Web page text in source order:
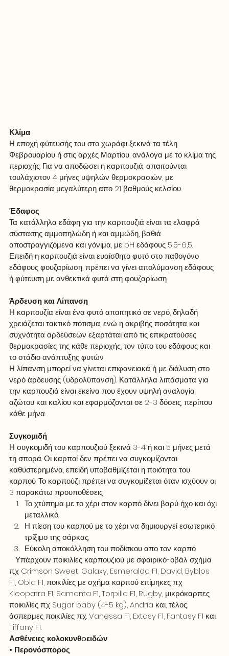
Κλίμα
Η εποχή φύτευσής του στο χωράφι ξεκινά τα τέλη
Φεβρουαρίου ή στις αρχές Μαρτίου, ανάλογα με το κλίμα της
περιοχής. Για να αποδώσει η καρπουζιά, απαιτούνται
τουλάχιστον 4 μήνες υψηλών θερμοκρασιών, με
θερμοκρασία μεγαλύτερη απο 21 βαθμούς κελσίου.
Έδαφος
Τα κατάλληλα εδάφη για την καρπουζιά είναι τα ελαφρά
σύστασης αμμοπηλώδη ή και αμμώδη, βαθιά
αποστραγγιζόμενα και γόνιμα, με pH εδάφους 5,5-6,5.
Επειδή η καρπουζιά είναι ευαίσθητο φυτό στο παθογόνο
εδάφους φουζαρίωση, πρέπει να γίνει απολύμανση εδάφους
ή φύτευση με ανθεκτικά φυτά στη φουζαρίωση.
Άρδευση και Λίπανση
Η καρπουζία είναι ένα φυτό απαιτητικό σε νερό, δηλαδή
χρειάζεται τακτικό πότισμα, ενώ η ακριβής ποσότητα και
συχνότητα αρδεύσεων εξαρτάται από τις επικρατούσες
θερμοκρασίες της κάθε περιοχής, τον τύπο του εδάφους και
το στάδιο ανάπτυξης φυτών.
Η λίπανση μπορεί να γίνεται επιφανειακά ή με διάλυση στο
νερό άρδευσης (υδρολύπανση). Κατάλληλα λιπάσματα για
την καρπουζιά είναι εκείνα που έχουν υψηλή αναλογία
αζώτου και καλίου και εφαρμόζονται σε 2-3 δόσεις, περίπου
κάθε μήνα.
Συγκομιδή
Η συγκομιδή του καρπουζιού ξεκινά 3-4 ή και 5 μήνες μετά
τη σπορά. Οι καρποί δεν πρέπει να συγκομίζονται
καθυστερημένα, επειδή υποβαθμίζεται η ποιότητα του
καρπού. Το καρπούζι πρέπει να συγκομίζεται όταν ισχύουν οι
3 παρακάτω προυποθέσεις:
Το χτύπημα με το χέρι στον καρπό δίνει βαρύ ήχο και όχι
μεταλλικό.
Η πίεση του καρπού με το χέρι να δημιουργεί εσωτερικό
τρίξιμο της σάρκας.
Εύκολη αποκόλληση του ποδίσκου απο τον καρπό.
π.χ Crimson Sweet, Galaxy, Esmeralda F1, David, Byblos
F1, Obla F1, ποικιλίες με σχήμα καρπού επίμηκες π.χ
Kleopatra F1, Samanta F1, Torpilla F1, Rugby, μικρόκαρπες
ποικιλίες π.χ Sugar baby (4-5 kg), Andria και, τέλος,
άσπερμες ποικιλίες π.χ. Vanessa F1, Extasy F1, Fantasy F1 και
Tiffany F1.
Ασθένειες κολοκυνθoειδών
• Περονόσπορος